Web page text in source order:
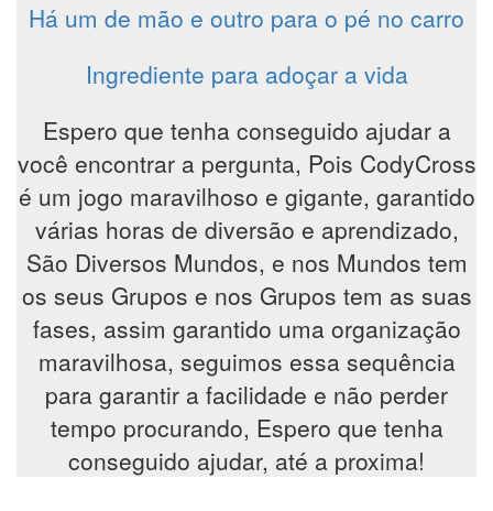
Há um de mão e outro para o pé no carro
Ingrediente para adoçar a vida
Espero que tenha conseguido ajudar a
você encontrar a pergunta, Pois CodyCross
é um jogo maravilhoso e gigante, garantido
várias horas de diversão e aprendizado,
São Diversos Mundos, e nos Mundos tem
os seus Grupos e nos Grupos tem as suas
fases, assim garantido uma organização
maravilhosa, seguimos essa sequência
para garantir a facilidade e não perder
tempo procurando, Espero que tenha
conseguido ajudar, até a proxima!